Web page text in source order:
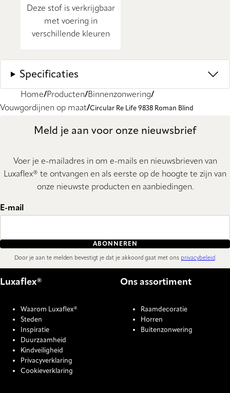
Deze stof is verkrijgbaar
met voering in
verschillende kleuren
Specificaties
Home Producten Binnenzonwering
Vouwgordijnen op maat Circular Re Life 9838 Roman Blind
Meld je aan voor onze nieuwsbrief
Voer je e-mailadres in om e-mails en nieuwsbrieven van
Luxaflex® te ontvangen en als eerste op de hoogte te zijn van
onze nieuwste producten en aanbiedingen.
E-mail
ABONNEREN
Door je aan te melden bevestigt je dat je akkoord gaat met ons privacybeleid.
Luxaflex®
Waarom Luxaflex®
Steden
Inspiratie
Duurzaamheid
Kindveiligheid
Privacyverklaring
Cookieverklaring
Ons assortiment
Raamdecoratie
Horren
Buitenzonwering